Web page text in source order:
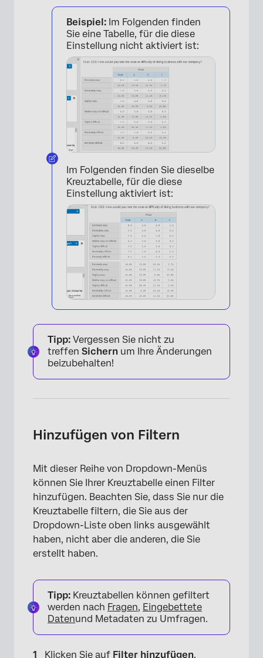
×
Beispiel: Im Folgenden finden
Sie eine Tabelle, für die diese
Einstellung nicht aktiviert ist:
×
Im Folgenden finden Sie dieselbe
Kreuztabelle, für die diese
Einstellung aktiviert ist:
Tipp: Vergessen Sie nicht zu
treffen Sichern um Ihre Änderungen
beizubehalten!
Hinzufügen von Filtern
Mit dieser Reihe von Dropdown-Menüs
können Sie Ihrer Kreuztabelle einen Filter
hinzufügen. Beachten Sie, dass Sie nur die
Kreuztabelle filtern, die Sie aus der
Dropdown-Liste oben links ausgewählt
haben, nicht aber die anderen, die Sie
erstellt haben.
Tipp: Kreuztabellen können gefiltert
werden nach Fragen, Eingebettete
Datenund Metadaten zu Umfragen.
Klicken Sie auf Filter hinzufügen.